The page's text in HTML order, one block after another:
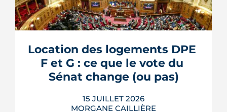
L'esplanade goudronnée du Breil-
Malville, doublée d'un parking, est en
travaux depuis janvier. D'ici décembre,
plantée, débaptisée au profit d'Aimée
Lallement, féministe et résistante.
LIRE L'ARTICLE
Location des logements DPE
F et G : ce que le vote du
Sénat change (ou pas)
15 JUILLET 2026
MORGANE CAILLIÈRE